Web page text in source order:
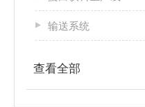
输送系统
查看全部